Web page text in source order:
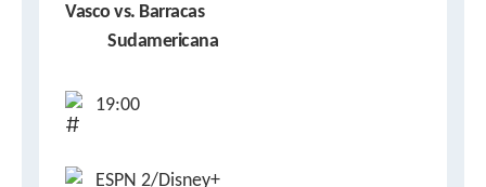
Vasco vs. Barracas
Sudamericana
19:00
ESPN 2/Disney+